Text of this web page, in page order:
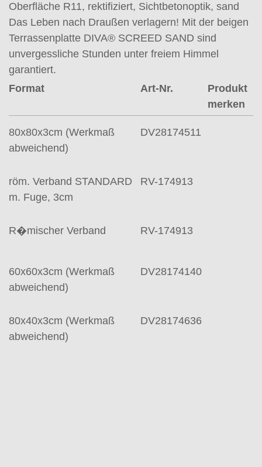
Oberfläche R11, rektifiziert, Sichtbetonoptik, sand
Das Leben nach Draußen verlagern! Mit der beigen
Terrassenplatte DIVA® SCREED SAND sind
unvergessliche Stunden unter freiem Himmel
garantiert.
Format
Art-Nr.
Produkt
merken
80x80x3cm (Werkmaß
abweichend)
DV28174511
röm. Verband STANDARD
m. Fuge, 3cm
RV-174913
R�mischer Verband RV-174913
60x60x3cm (Werkmaß
abweichend)
DV28174140
80x40x3cm (Werkmaß
abweichend)
DV28174636